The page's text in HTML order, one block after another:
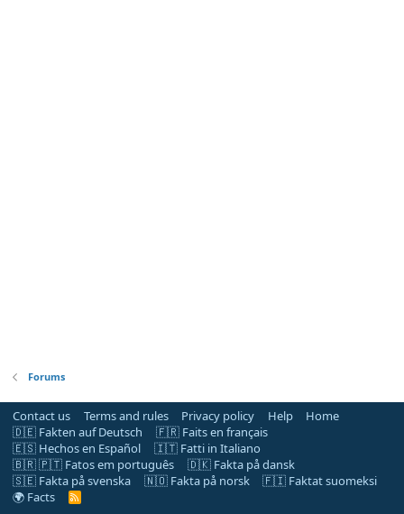
Forums
Contact us Terms and rules Privacy policy Help
Home
🇩🇪 Fakten auf Deutsch
🇫🇷 Faits en français
🇪🇸 Hechos en Español
🇮🇹 Fatti in Italiano
🇧🇷 🇵🇹 Fatos em português
🇩🇰 Fakta på dansk
🇸🇪 Fakta på svenska
🇳🇴 Fakta på norsk
🇫🇮 Faktat suomeksi
🌍 Facts
R